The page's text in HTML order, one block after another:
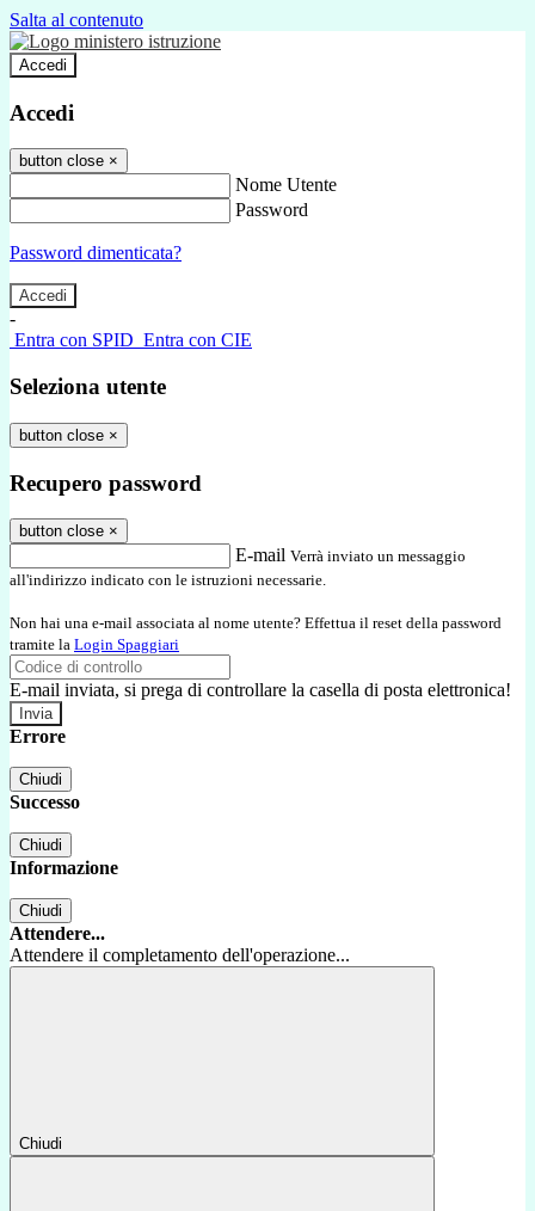
Salta al contenuto
Accedi
Accedi
button close ×
Nome Utente
Password
Password dimenticata?
-
Entra con SPID Entra con CIE
Seleziona utente
button close ×
Recupero password
button close ×
E-mail Verrà inviato un messaggio
all'indirizzo indicato con le istruzioni necessarie.
Non hai una e-mail associata al nome utente? Effettua il reset della password
tramite la Login Spaggiari
E-mail inviata, si prega di controllare la casella di posta elettronica!
Errore
Chiudi
Successo
Chiudi
Informazione
Chiudi
Attendere...
Attendere il completamento dell'operazione...
Chiudi